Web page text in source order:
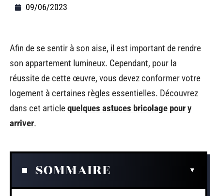
09/06/2023
Afin de se sentir à son aise, il est important de rendre
son appartement lumineux. Cependant, pour la
réussite de cette œuvre, vous devez conformer votre
logement à certaines règles essentielles. Découvrez
dans cet articlequelques astuces bricolage pour y
arriver.
SOMMAIRE